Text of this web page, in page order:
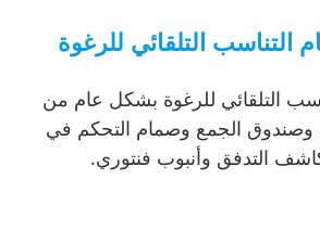
التناسب التلقائي للرغوة
التلقائي للرغوة بشكل عام من
وصندوق الجمع وصمام التحكم في
التدفق وأنبوب فنتوري.